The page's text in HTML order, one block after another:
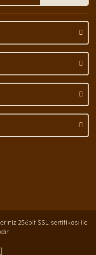
256bit SSL sertifikası ile